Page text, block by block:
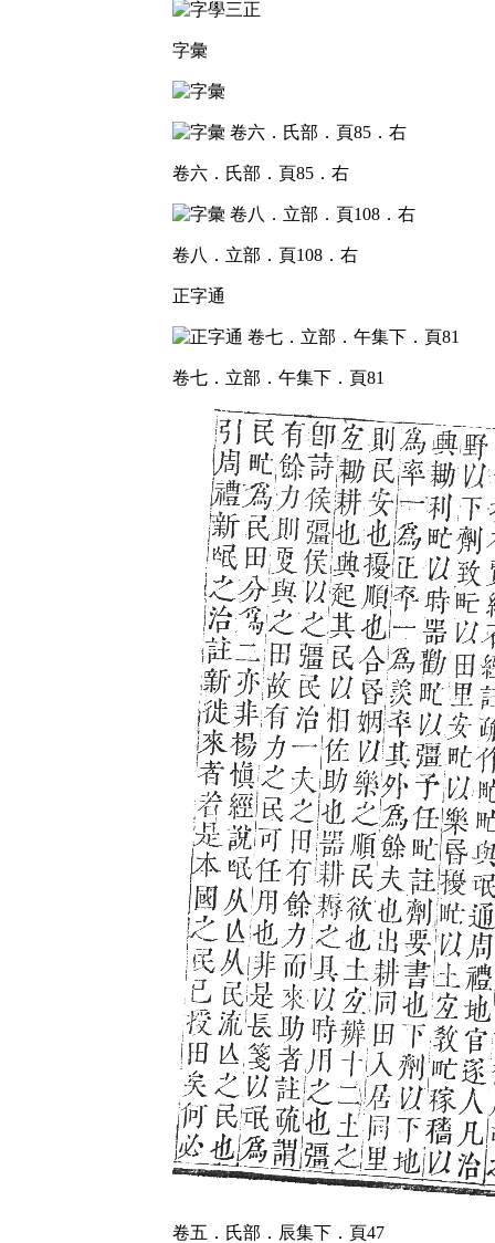
字彙
卷六．氏部．頁85．右
卷八．立部．頁108．右
正字通
卷七．立部．午集下．頁81
卷五．氏部．辰集下．頁47